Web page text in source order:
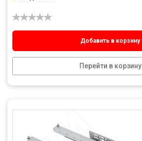
Добавить в корзину
Перейти в корзину